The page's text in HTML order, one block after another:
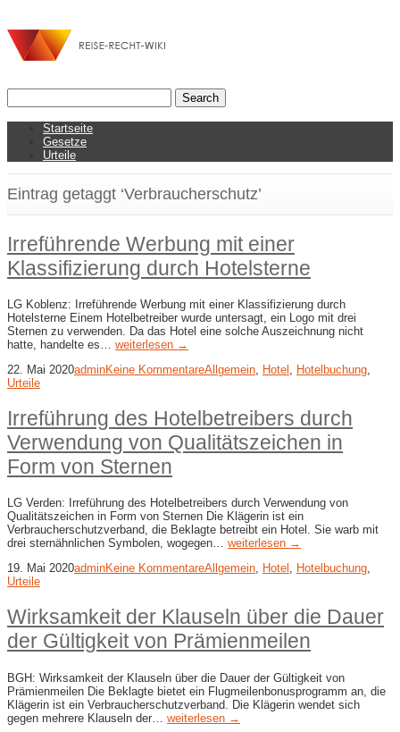
Startseite
Gesetze
Urteile
Eintrag getaggt ‘Verbraucherschutz’
Irreführende Werbung mit einer
Klassifizierung durch Hotelsterne
LG Koblenz: Irreführende Werbung mit einer Klassifizierung durch
Hotelsterne Einem Hotelbetreiber wurde untersagt, ein Logo mit drei
Sternen zu verwenden. Da das Hotel eine solche Auszeichnung nicht
hatte, handelte es… weiterlesen →
22. Mai 2020adminKeine KommentareAllgemein, Hotel , Hotelbuchung,
Urteile
Irreführung des Hotelbetreibers durch
Verwendung von Qualitätszeichen in
Form von Sternen
LG Verden: Irreführung des Hotelbetreibers durch Verwendung von
Qualitätszeichen in Form von Sternen Die Klägerin ist ein
Verbraucherschutzverband, die Beklagte betreibt ein Hotel. Sie warb mit
drei sternähnlichen Symbolen, wogegen… weiterlesen →
19. Mai 2020adminKeine KommentareAllgemein, Hotel , Hotelbuchung,
Urteile
Wirksamkeit der Klauseln über die Dauer
der Gültigkeit von Prämienmeilen
BGH: Wirksamkeit der Klauseln über die Dauer der Gültigkeit von
Prämienmeilen Die Beklagte bietet ein Flugmeilenbonusprogramm an, die
Klägerin ist ein Verbraucherschutzverband. Die Klägerin wendet sich
gegen mehrere Klauseln der… weiterlesen →